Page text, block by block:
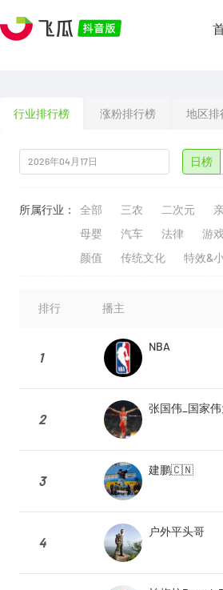
行业排行榜 涨粉排行榜 地区排
日榜
所属行业： 全部 三农 二次元
母婴
汽车 法律 游
颜值
传统文化 特效&
排行 播主
1
NBA
2
张国伟_国家
3
建鹏🇨🇳
4
户外平头哥